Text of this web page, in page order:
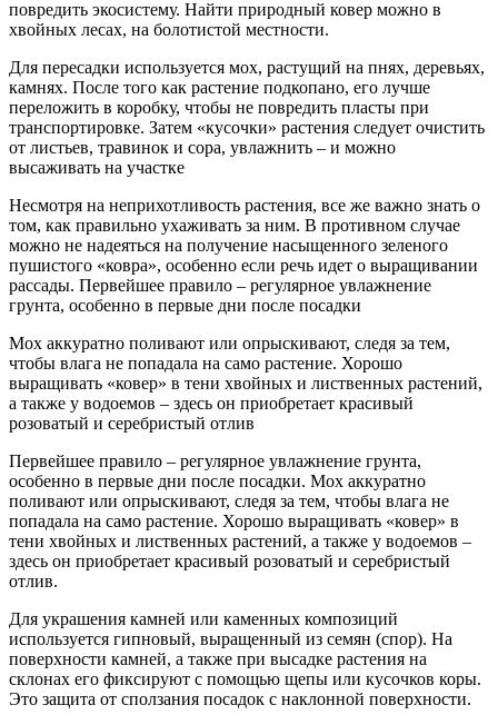
повредить экосистему. Найти природный ковер можно в
хвойных лесах, на болотистой местности.
Для пересадки используется мох, растущий на пнях, деревьях,
камнях. После того как растение подкопано, его лучше
переложить в коробку, чтобы не повредить пласты при
транспортировке. Затем «кусочки» растения следует очистить
от листьев, травинок и сора, увлажнить – и можно
высаживать на участке
Несмотря на неприхотливость растения, все же важно знать о
том, как правильно ухаживать за ним. В противном случае
можно не надеяться на получение насыщенного зеленого
пушистого «ковра», особенно если речь идет о выращивании
рассады. Первейшее правило – регулярное увлажнение
грунта, особенно в первые дни после посадки
Мох аккуратно поливают или опрыскивают, следя за тем,
чтобы влага не попадала на само растение. Хорошо
выращивать «ковер» в тени хвойных и лиственных растений,
а также у водоемов – здесь он приобретает красивый
розоватый и серебристый отлив
Первейшее правило – регулярное увлажнение грунта,
особенно в первые дни после посадки. Мох аккуратно
поливают или опрыскивают, следя за тем, чтобы влага не
попадала на само растение. Хорошо выращивать «ковер» в
тени хвойных и лиственных растений, а также у водоемов –
здесь он приобретает красивый розоватый и серебристый
отлив.
Для украшения камней или каменных композиций
используется гипновый, выращенный из семян (спор). На
поверхности камней, а также при высадке растения на
склонах его фиксируют с помощью щепы или кусочков коры.
Это защита от сползания посадок с наклонной поверхности.